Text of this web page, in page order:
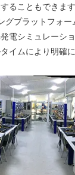
ることもできます
グプラットフォ
電シミュレーシ
イムにより明確に